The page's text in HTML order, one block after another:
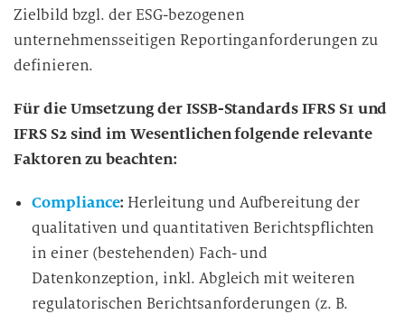
Zielbild bzgl. der ESG-bezogenen
unternehmensseitigen Reportinganforderungen zu
definieren.
Für die Umsetzung der ISSB-Standards IFRS S1 und
IFRS S2 sind im Wesentlichen folgende relevante
Faktoren zu beachten:
Compliance: Herleitung und Aufbereitung der
qualitativen und quantitativen Berichtspflichten
in einer (bestehenden) Fach- und
Datenkonzeption, inkl. Abgleich mit weiteren
regulatorischen Berichtsanforderungen (z. B.